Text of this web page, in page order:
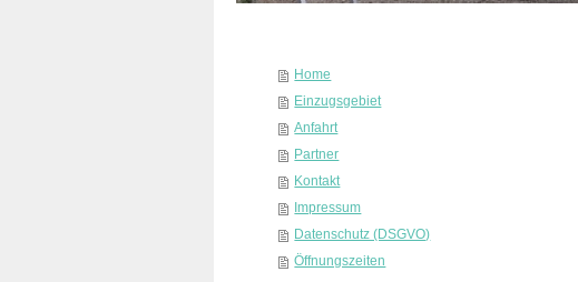
Home
Einzugsgebiet
Anfahrt
Partner
Kontakt
Impressum
Datenschutz (DSGVO)
Öffnungszeiten